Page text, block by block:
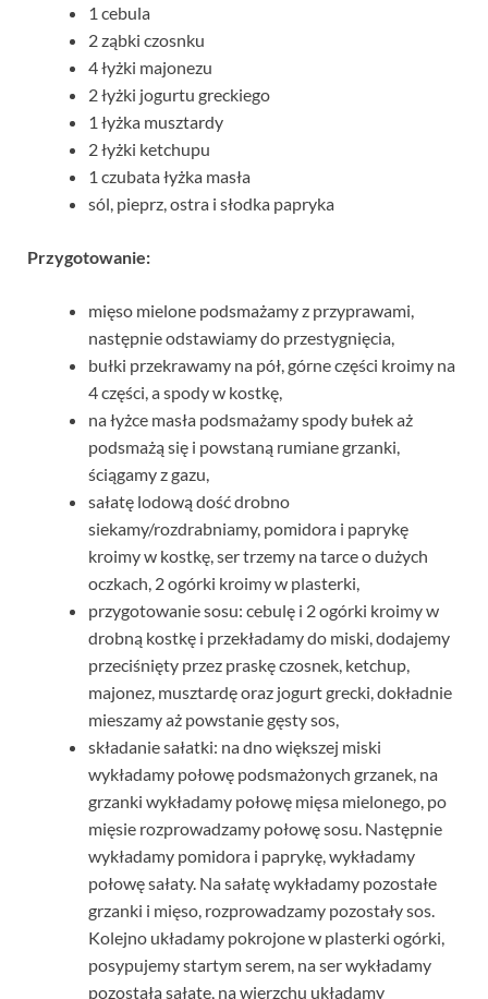
1 cebula
2 ząbki czosnku
4 łyżki majonezu
2 łyżki jogurtu greckiego
1 łyżka musztardy
2 łyżki ketchupu
1 czubata łyżka masła
sól, pieprz, ostra i słodka papryka
Przygotowanie:
mięso mielone podsmażamy z przyprawami,
następnie odstawiamy do przestygnięcia,
bułki przekrawamy na pół, górne części kroimy na
4 części, a spody w kostkę,
na łyżce masła podsmażamy spody bułek aż
podsmażą się i powstaną rumiane grzanki,
ściągamy z gazu,
sałatę lodową dość drobno
siekamy/rozdrabniamy, pomidora i paprykę
kroimy w kostkę, ser trzemy na tarce o dużych
oczkach, 2 ogórki kroimy w plasterki,
przygotowanie sosu: cebulę i 2 ogórki kroimy w
drobną kostkę i przekładamy do miski, dodajemy
przeciśnięty przez praskę czosnek, ketchup,
majonez, musztardę oraz jogurt grecki, dokładnie
mieszamy aż powstanie gęsty sos,
składanie sałatki: na dno większej miski
wykładamy połowę podsmażonych grzanek, na
grzanki wykładamy połowę mięsa mielonego, po
mięsie rozprowadzamy połowę sosu. Następnie
wykładamy pomidora i paprykę, wykładamy
połowę sałaty. Na sałatę wykładamy pozostałe
grzanki i mięso, rozprowadzamy pozostały sos.
Kolejno układamy pokrojone w plasterki ogórki,
posypujemy startym serem, na ser wykładamy
pozostałą sałatę, na wierzchu układamy